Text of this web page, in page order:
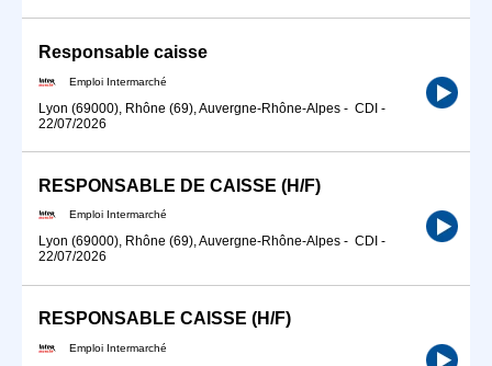
Responsable caisse
Emploi Intermarché
Lyon (69000), Rhône (69), Auvergne-Rhône-Alpes - CDI -
22/07/2026
RESPONSABLE DE CAISSE (H/F)
Emploi Intermarché
Lyon (69000), Rhône (69), Auvergne-Rhône-Alpes - CDI -
22/07/2026
RESPONSABLE CAISSE (H/F)
Emploi Intermarché